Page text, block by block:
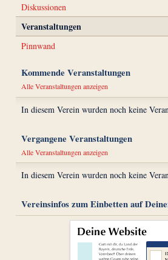
Diskussionen
Veranstaltungen
Pinnwand
Kommende Veranstaltungen
Alle Veranstaltungen anzeigen
In diesem Verein wurden noch keine
Vergangene Veranstaltungen
Alle Veranstaltungen anzeigen
In diesem Verein wurden noch keine
Vereinsinfos zum Einbetten auf